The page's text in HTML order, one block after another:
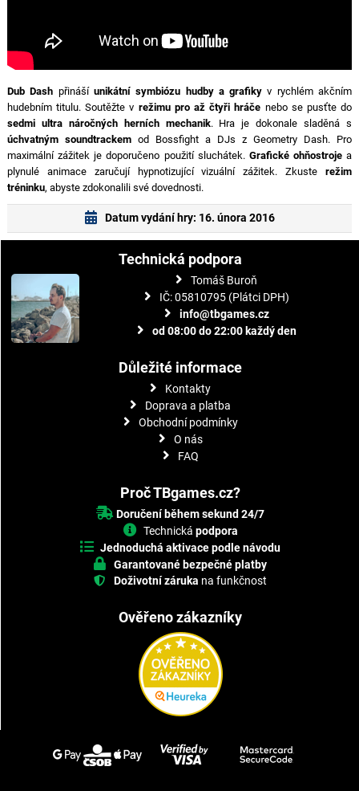
Dub Dash přináší unikátní symbiózu hudby a grafiky v rychlém akčním
hudebním titulu. Soutěžte v režimu pro až čtyři hráče nebo se pusťte do
sedmi ultra náročných herních mechanik. Hra je dokonale sladěná s
úchvatným soundtrackemod Bossfight a DJs z Geometry Dash. Pro
maximální zážitek je doporučeno použití sluchátek. Grafické ohňostrojea
plynulé animace zaručují hypnotizující vizuální zážitek. Zkusterežim
tréninku, abyste zdokonalili své dovednosti.
Datum vydání hry: 16. února 2016
Technická podpora
Tomáš Buroň
IČ: 05810795 (Plátci DPH)
info@tbgames.cz
od 08:00 do 22:00 každý den
Důležité informace
Kontakty
Doprava a platba
Obchodní podmínky
O nás
FAQ
Proč TBgames.cz?
Doručení během sekund 24/7
Technická podpora
Jednoduchá aktivace podle návodu
Garantované bezpečné platby
Doživotní záruka na funkčnost
Ověřeno zákazníky